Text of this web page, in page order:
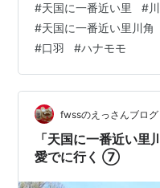
進んでいるため、住民
ように‥。さらに集落に
桃）が植えられ、‥その
うな風景を作り出し、
象を与えています」と‥
口羽の「川角（かいずみ
#天国に一番近い里 #
#天国に一番近い里川角
#口羽 #ハナモモ
fwssのえっさんブログ
「天国に一番近い里
愛でに行く ⑦